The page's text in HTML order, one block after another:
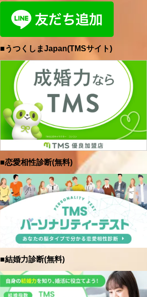
■うつくしまJapan(TMSサイト)
■恋愛相性診断(無料)
■結婚力診断(無料)